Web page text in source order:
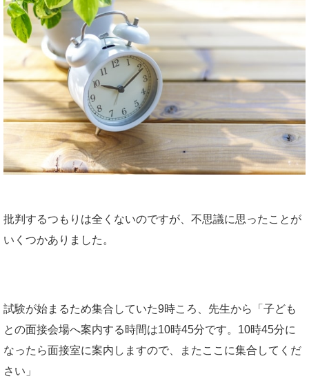
批判するつもりは全くないのですが、不思議に思ったことが
いくつかありました。
試験が始まるため集合していた9時ころ、先生から「子ども
との面接会場へ案内する時間は10時45分です。10時45分に
なったら面接室に案内しますので、またここに集合してくだ
さい」